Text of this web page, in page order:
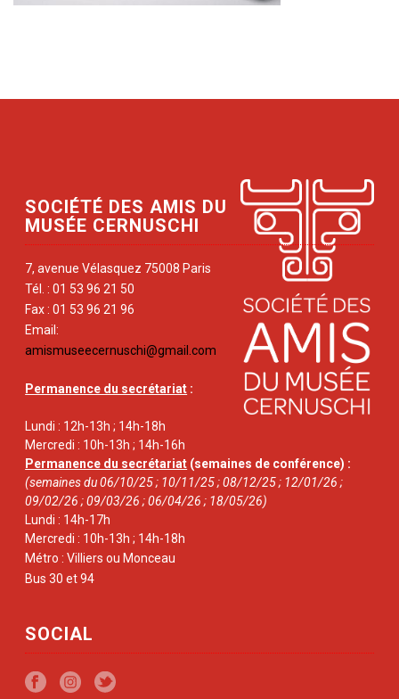
SOCIÉTÉ DES AMIS DU
MUSÉE CERNUSCHI
7, avenue Vélasquez 75008 Paris
Tél. : 01 53 96 21 50
Fax : 01 53 96 21 96
Email:
amismuseecernuschi@gmail.com
Permanence du secrétariat :
Lundi : 12h-13h ; 14h-18h
Mercredi : 10h-13h ; 14h-16h
Permanence du secrétariat (semaines de conférence) :
(semaines du 06/10/25 ; 10/11/25 ; 08/12/25 ; 12/01/26 ;
09/02/26 ; 09/03/26 ; 06/04/26 ; 18/05/26)
Lundi : 14h-17h
Mercredi : 10h-13h ; 14h-18h
Métro : Villiers ou Monceau
Bus 30 et 94
SOCIAL